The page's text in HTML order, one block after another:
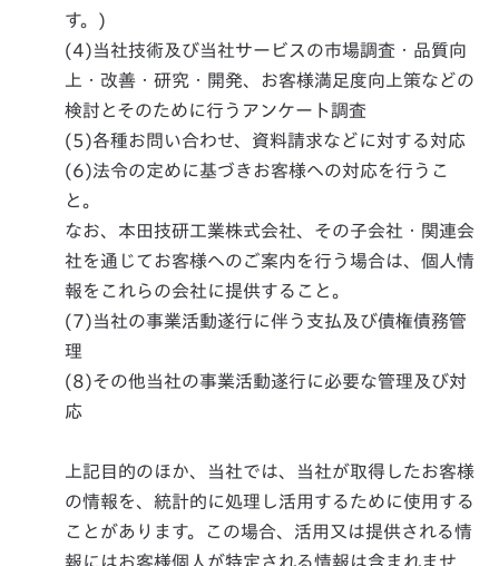
す。)
(4)当社技術及び当社サービスの市場調査・品質向
上・改善・研究・開発、お客様満足度向上策などの
検討とそのために行うアンケート調査
(5)各種お問い合わせ、資料請求などに対する対応
(6)法令の定めに基づきお客様への対応を行うこ
と。
なお、本田技研工業株式会社、その子会社・関連会
社を通じてお客様へのご案内を行う場合は、個人情
報をこれらの会社に提供すること。
(7)当社の事業活動遂行に伴う支払及び債権債務管
理
(8)その他当社の事業活動遂行に必要な管理及び対
応
上記目的のほか、当社では、当社が取得したお客様
の情報を、統計的に処理し活用するために使用する
ことがあります。この場合、活用又は提供される情
報にはお客様個人が特定される情報は含まれませ